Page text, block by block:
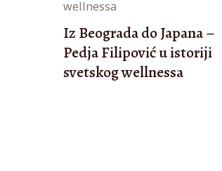
Iz Beograda do Japana –
Pedja Filipović u istoriji
svetskog wellnessa